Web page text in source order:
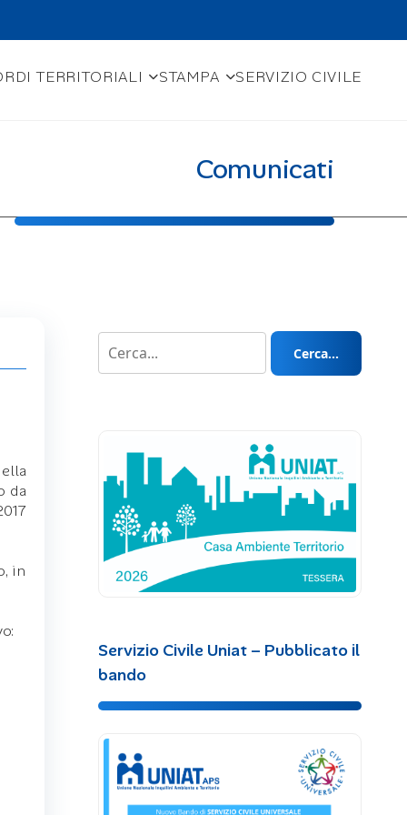
TERRITORIALI STAMPA SERVIZIO CIVILE
Comunicati
da
in
Cerca...
Servizio Civile Uniat – Pubblicato il
bando